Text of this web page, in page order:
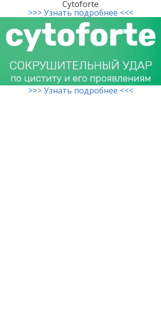
Cytoforte
>>> Узнать подробнее <<<
>>> Узнать подробнее <<<